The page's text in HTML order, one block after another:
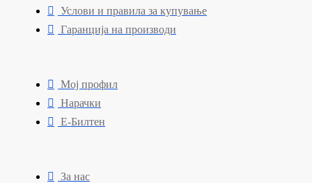
Услови и правила за купување
Гаранција на производи
Мој профил
Нарачки
Е-Билтен
За нас